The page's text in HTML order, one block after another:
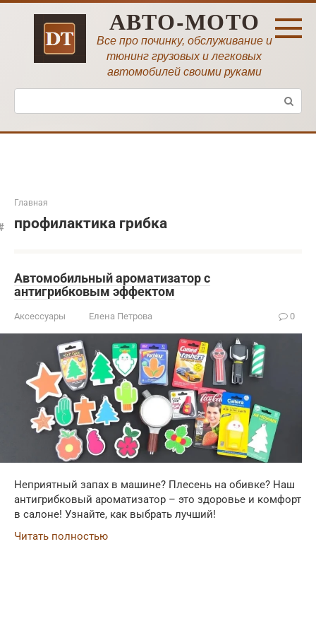
Перейти
АВТО-МОТО
Все про починку, обслуживание и
тюнинг грузовых и легковых
автомобилей своими руками
Поиск:
Главная
профилактика грибка
Автомобильный ароматизатор с
антигрибковым эффектом
Аксессуары Елена Петрова 0
Неприятный запах в машине? Плесень на обивке? Наш
антигрибковый ароматизатор – это здоровье и комфорт
в салоне! Узнайте, как выбрать лучший!
Читать полностью